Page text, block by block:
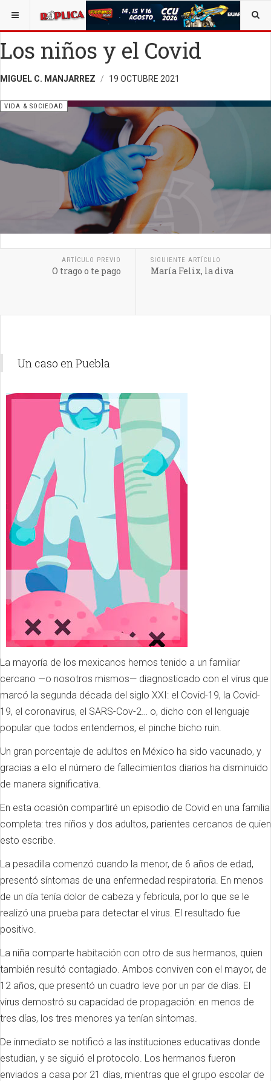
ESTÁ AQUÍ: VIDA Y SOCIEDAD
Los niños y el Covid
MIGUEL C. MANJARREZ 19 OCTUBRE 2021
VIDA & SOCIEDAD
ARTÍCULO PREVIO
O trago o te pago
SIGUIENTE ARTÍCULO
María Felix, la diva
Un caso en Puebla
La mayoría de los mexicanos hemos tenido a un familiar
cercano —o nosotros mismos— diagnosticado con el virus que
marcó la segunda década del siglo XXI: el Covid-19, la Covid-
19, el coronavirus, el SARS-Cov-2… o, dicho con el lenguaje
popular que todos entendemos, el pinche bicho ruin.
Un gran porcentaje de adultos en México ha sido vacunado, y
gracias a ello el número de fallecimientos diarios ha disminuido
de manera significativa.
En esta ocasión compartiré un episodio de Covid en una familia
completa: tres niños y dos adultos, parientes cercanos de quien
esto escribe.
La pesadilla comenzó cuando la menor, de 6 años de edad,
presentó síntomas de una enfermedad respiratoria. En menos
de un día tenía dolor de cabeza y febrícula, por lo que se le
realizó una prueba para detectar el virus. El resultado fue
positivo.
La niña comparte habitación con otro de sus hermanos, quien
también resultó contagiado. Ambos conviven con el mayor, de
12 años, que presentó un cuadro leve por un par de días. El
virus demostró su capacidad de propagación: en menos de
tres días, los tres menores ya tenían síntomas.
De inmediato se notificó a las instituciones educativas donde
estudian, y se siguió el protocolo. Los hermanos fueron
enviados a casa por 21 días, mientras que el grupo escolar de